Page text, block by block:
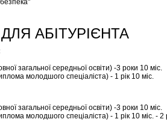
АБІТУРІЄНТА
загальної середньої освіти) -3 роки 10 міс.
молодшого спеціаліста) - 1 рік 10 міс.
загальної середньої освіти) -3 роки 10 міс.
молодшого спеціаліста) - 1 рік 10 міс. - 2